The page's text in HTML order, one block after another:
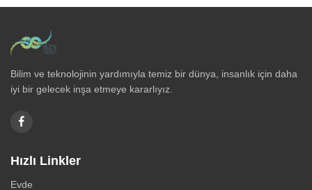
Bilim ve teknolojinin yardımıyla temiz bir dünya, insanlık için daha
iyi bir gelecek inşa etmeye kararlıyız.
Hızlı Linkler
Evde